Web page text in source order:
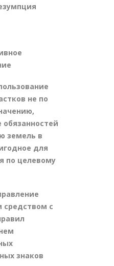
не по
земель в
для
по целевому
средством с
знаков